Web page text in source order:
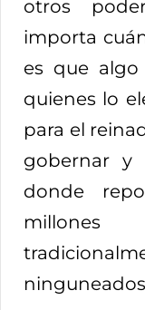
otros
importa
es que
quienes lo
para el
gobernar y
donde